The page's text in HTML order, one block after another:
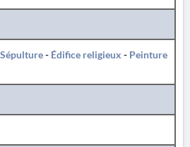
Sépulture- Édifice religieux - Peinture